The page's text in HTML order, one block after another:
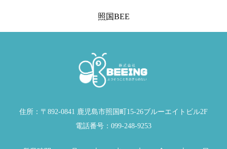
照国BEE
住所：〒892-0841 鹿児島市照国町15-26ブルーエイトビル2F
電話番号：099-248-9253